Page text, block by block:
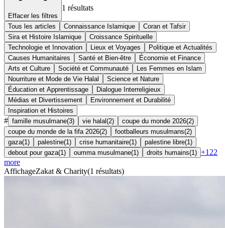
Effacer les filtres
1 résultats
Tous les articles Connaissance Islamique
Coran et Tafsir
Sira et Histoire Islamique
Croissance Spirituelle
Technologie et Innovation
Lieux et Voyages
Politique et Actualités
Causes Humanitaires
Santé et Bien-être
Économie et Finance
Arts et Culture
Société et Communauté
Les Femmes en Islam
Nourriture et Mode de Vie Halal
Science et Nature
Éducation et Apprentissage
Dialogue Interreligieux
Médias et Divertissement
Environnement et Durabilité
Inspiration et Histoires
# famille musulmane(3) vie halal (2) coupe du monde 2026(2)
coupe du monde de la fifa 2026(2) footballeurs musulmans(2)
gaza(1 ) palestine(1 ) crise humanitaire(1 ) palestine libre(1 )
debout pour gaza(1 ) oumma musulmane(1 ) droits humains(1 ) +122
more
AffichageZakat & Charity(1 résultats)